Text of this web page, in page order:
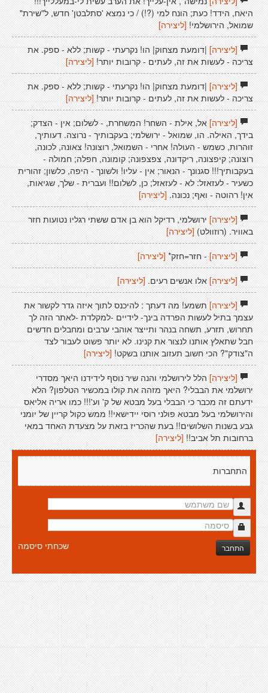
היאח, הידד! כעת; הונח למי (?!) / כי נמצא 'סתלבטן' חדש, ל"שירת"
שמואל, הירושלמי! [ליצירה]
[ליצירה]|דומעת מצחוק| הו! נקרעתי - קשות; ללא - ספק. את
צריכה - לעשות את זה, לעתים - קרובות יותר! [ליצירה]
[ליצירה]|דומעת מצחוק| הו! נקרעתי - קשות; ללא - ספק. את
צריכה - לעשות את זה, לעתים - קרובות יותר! [ליצירה]
[ליצירה]אל, אילת - השחר! המשחרת, - לשלום; אין - הצדק;
בידך, האילה. הו, שמואל - ירושלמי; בעקבותיך - נרוצה. דעותיך,
זוהרות, כשמש - העולה! אחרי - השמואל, רוצונה! צאונה, לכונה,
רוצונה; קיפצונה, ריקדונה, צפצפונה; קומונה, חפלה; חמולה -
בעקבותיך!!! סגנונך - הנאור; אין - עליו! ולשונך - היפה, כלשון; זהורית
כשעיר - לעזאזל: לא - לעזאזל; כן, לשלום!! ועברית - שלך, שגיאות,
אין! רהוטה - ואף; נכונה.[ליצירה]
[ליצירה]ירושלמי, רדיקל הוא בן אדם ששתי רגליו נטועות חזר
באוויר. (רוזוולט) [ליצירה]
[ליצירה]- חזר=חזק* [ליצירה]
[ליצירה]אלו אנשים רעים. [ליצירה]
[ליצירה]תשמע! מה דעתך : להיכנס לתוך איזה גדר לקשור את
עצמך בתיל לעשות הפרדה בינך- לידיים -למקלדת -לאתר הזה לך
תחרוש, תזרע, תשחה בנהר ותייצר אוהבי ערבים ומחבלים חדשים
חבל שתאלץ אותנו לנצור את קנינו. לא יותר פשוט לעבור לצד
ה"צודק"? הכי חשוב תעזוב אותנו בשקט![ליצירה]
[ליצירה]הלל לירושלמי והנה שיר נוסף לידידנו היאך מסדרי
ירושלמי את הבבלי? היאך מזהה את קולו במכשיר הטלפון? הלא
ידעתם זה מכבר כי הבבלי בעל מבטא של ק' וע'!!! כמו אריה אליאס
והירושלמי בעל מבטא פולני רוסי יידישאי!! ממש כקול קריין של יומני
גבע בשנות השלושים!! בעת שהכריז בזאת על מצעדת האחד במאי
ברחובות תל אביב!! [ליצירה]
התחברות
התחבר שכחתי סיסמה